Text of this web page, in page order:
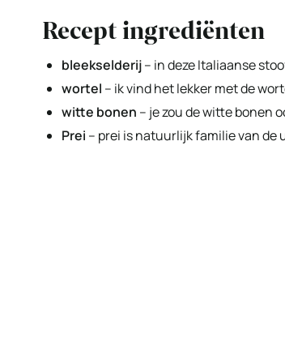
Recept ingrediënten
bleekselderij– in deze Italiaanse
wortel – ik vind het lekker met de
witte bonen – je zou de witte bonen
Prei – prei is natuurlijk familie van de